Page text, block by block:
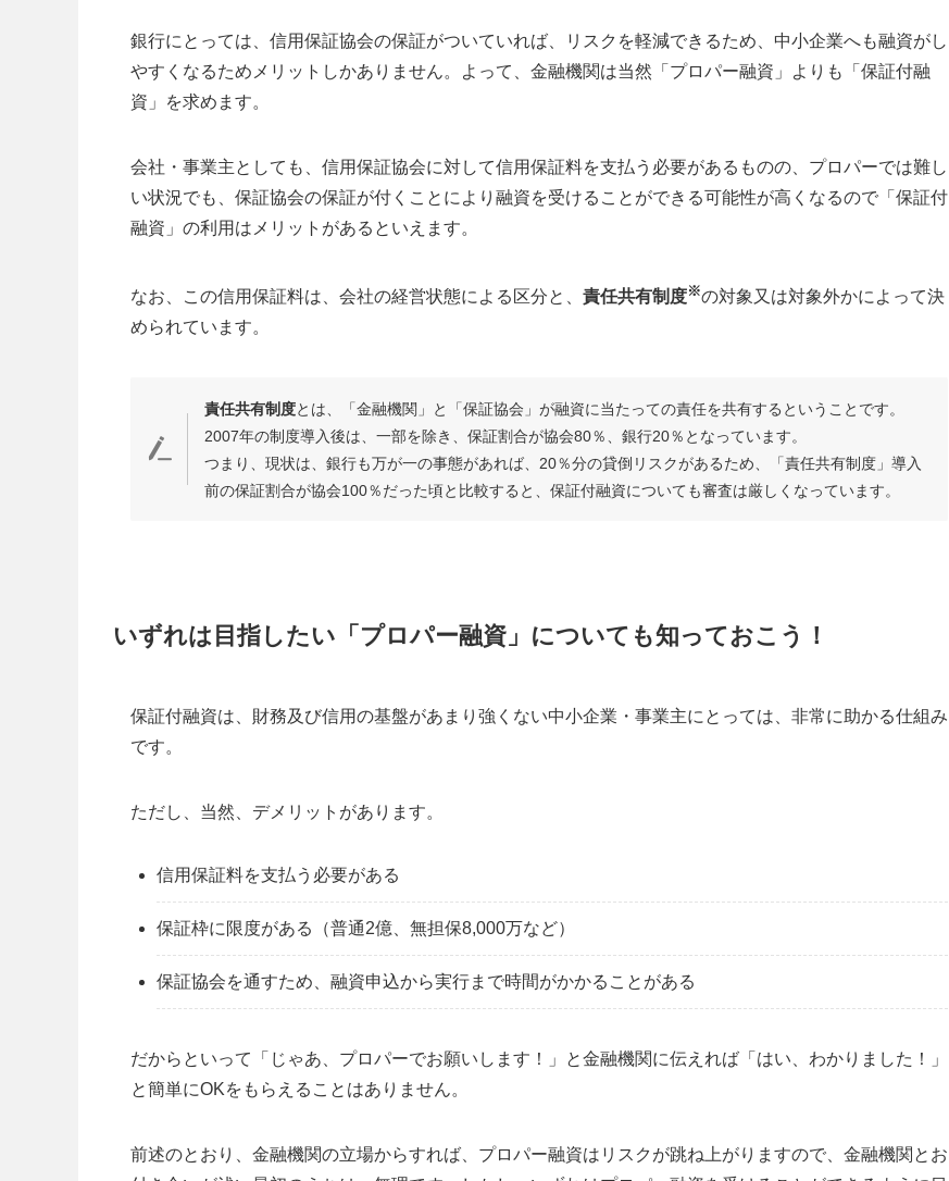
銀行にとっては、信用保証協会の保証がついていれば、リスクを軽減できるため、中小企業へも融資がし
やすくなるためメリットしかありません。よって、金融機関は当然「プロパー融資」よりも「保証付融
資」を求めます。
会社・事業主としても、信用保証協会に対して信用保証料を支払う必要があるものの、プロパーでは難し
い状況でも、保証協会の保証が付くことにより融資を受けることができる可能性が高くなるので「保証付
融資」の利用はメリットがあるといえます。
なお、この信用保証料は、会社の経営状態による区分と、 責任共有制度※の対象又は対象外かによって決
められています。
責任共有制度とは、「金融機関」と「保証協会」が融資に当たっての責任を共有するということです。
2007年の制度導入後は、一部を除き、保証割合が協会80％、銀行20％となっています。
つまり、現状は、銀行も万が一の事態があれば、20％分の貸倒リスクがあるため、「責任共有制度」導入
前の保証割合が協会100％だった頃と比較すると、保証付融資についても審査は厳しくなっています。
いずれは目指したい「プロパー融資」についても知っておこう！
保証付融資は、財務及び信用の基盤があまり強くない中小企業・事業主にとっては、非常に助かる仕組み
です。
ただし、当然、デメリットがあります。
信用保証料を支払う必要がある
保証枠に限度がある（普通2億、無担保8,000万など）
保証協会を通すため、融資申込から実行まで時間がかかることがある
だからといって「じゃあ、プロパーでお願いします！」と金融機関に伝えれば「はい、わかりました！」
と簡単にOKをもらえることはありません。
前述のとおり、金融機関の立場からすれば、プロパー融資はリスクが跳ね上がりますので、金融機関とお